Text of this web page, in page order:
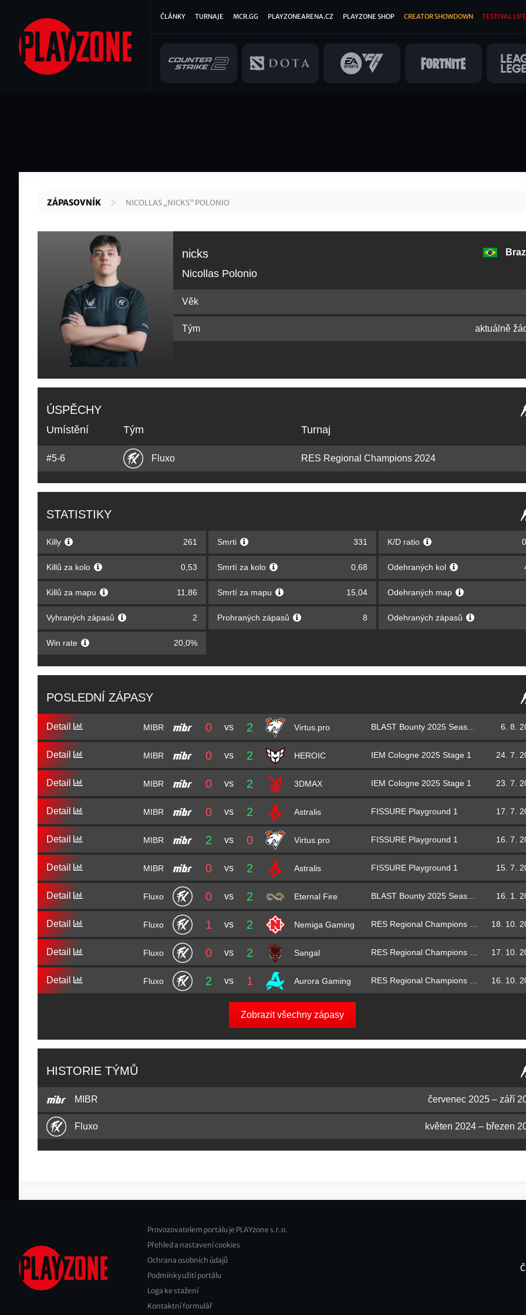
hlavnímu
obsahu
Hlavní
ČLÁNKY TURNAJE MCR.GG PLAYZONEARENA.CZ PLAYZONE SHOP CREATOR SHOWDOWN FESTIVAL
ZÁPASOVNÍK NICOLLAS „NICKS“ POLONIO
nicks
Nicollas Polonio
Věk
Tým aktuálně
ÚSPĚCHY
Umístění Tým Turnaj
#5-6 Fluxo RES Regional Champions 2024
STATISTIKY
Killy 261 Smrti 331 K/D ratio
Killů za kolo 0,53 Smrtí za kolo 0,68 Odehraných kol
Killů za mapu 11,86 Smrtí za mapu 15,04 Odehraných map
Vyhraných zápasů 2 Prohraných zápasů 8 Odehraných zápasů
Win rate 20,0%
POSLEDNÍ ZÁPASY
Detail MIBR 0 vs 2 Virtus.pro BLAST Bounty 2025 Season 2 6. 8.
Detail MIBR 0 vs 2 HEROIC IEM Cologne 2025 Stage 1 24. 7.
Detail MIBR 0 vs 2 3DMAX IEM Cologne 2025 Stage 1 23. 7.
Detail MIBR 0 vs 2 Astralis FISSURE Playground 1 17. 7.
Detail MIBR 2 vs 0 Virtus.pro FISSURE Playground 1 16. 7.
Detail MIBR 0 vs 2 Astralis FISSURE Playground 1 15. 7.
Detail Fluxo 0 vs 2 Eternal Fire BLAST Bounty 2025 Season 1 16. 1.
Detail Fluxo 1 vs 2 Nemiga Gaming 18. 10.
Detail Fluxo 0 vs 2 Sangal 17. 10.
Detail Fluxo 2 vs 1 Aurora Gaming 16. 10.
Zobrazit všechny zápasy
HISTORIE TÝMŮ
MIBR červenec 2025 – září
Fluxo květen 2024 – březen
Footer
2
Provozovatelem portálu je PLAYzone s.r.o.
Přehled a nastavení cookies
Ochrana osobních údajů
Podmínky užití portálu
Loga ke stažení
Kontaktní formulář